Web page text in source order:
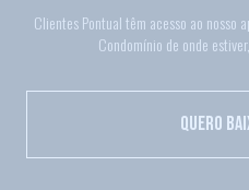
Clientes Pontual têm acesso ao nosso
Condomínio de onde
Quero